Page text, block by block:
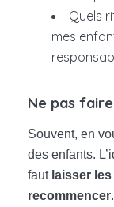
Quels
mes
Ne pas
Souvent, en
des enfants.
faut laisser
recommencer.